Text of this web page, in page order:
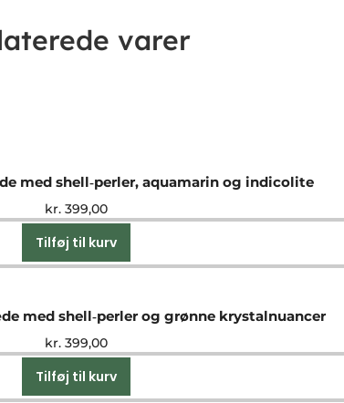
varer
med shell‑perler, aquamarin og indicolite
kr.399,00
Tilføj til kurv
med shell‑perler og grønne krystalnuancer
kr.399,00
Tilføj til kurv